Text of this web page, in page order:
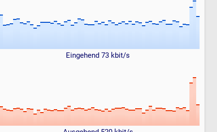
Eingehend 73 kbit/s